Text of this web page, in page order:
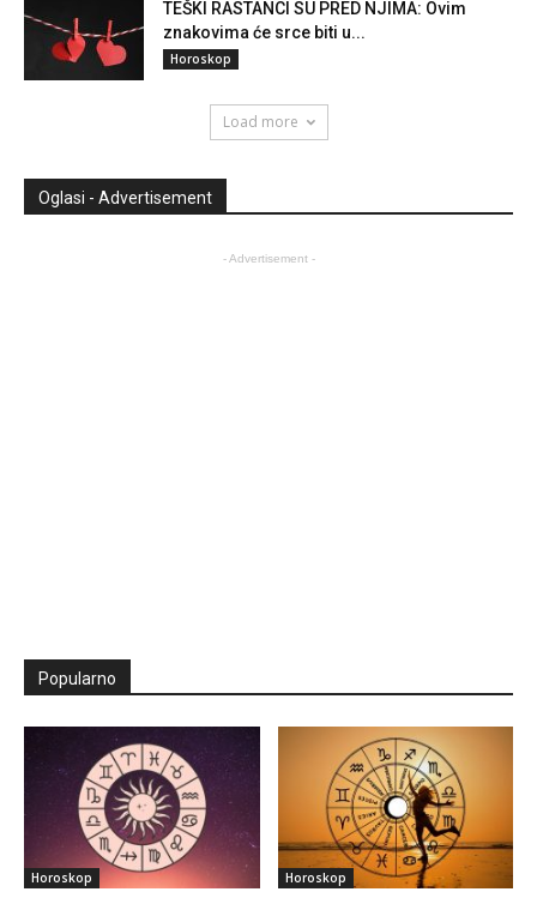
TEŠKI RASTANCI SU PRED NJIMA: Ovim
znakovima će srce biti u...
Horoskop
Load more
Oglasi - Advertisement
- Advertisement -
Popularno
Horoskop Horoskop